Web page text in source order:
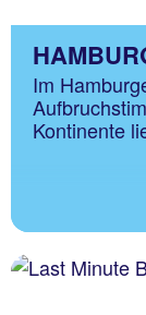
Im
Kontinente